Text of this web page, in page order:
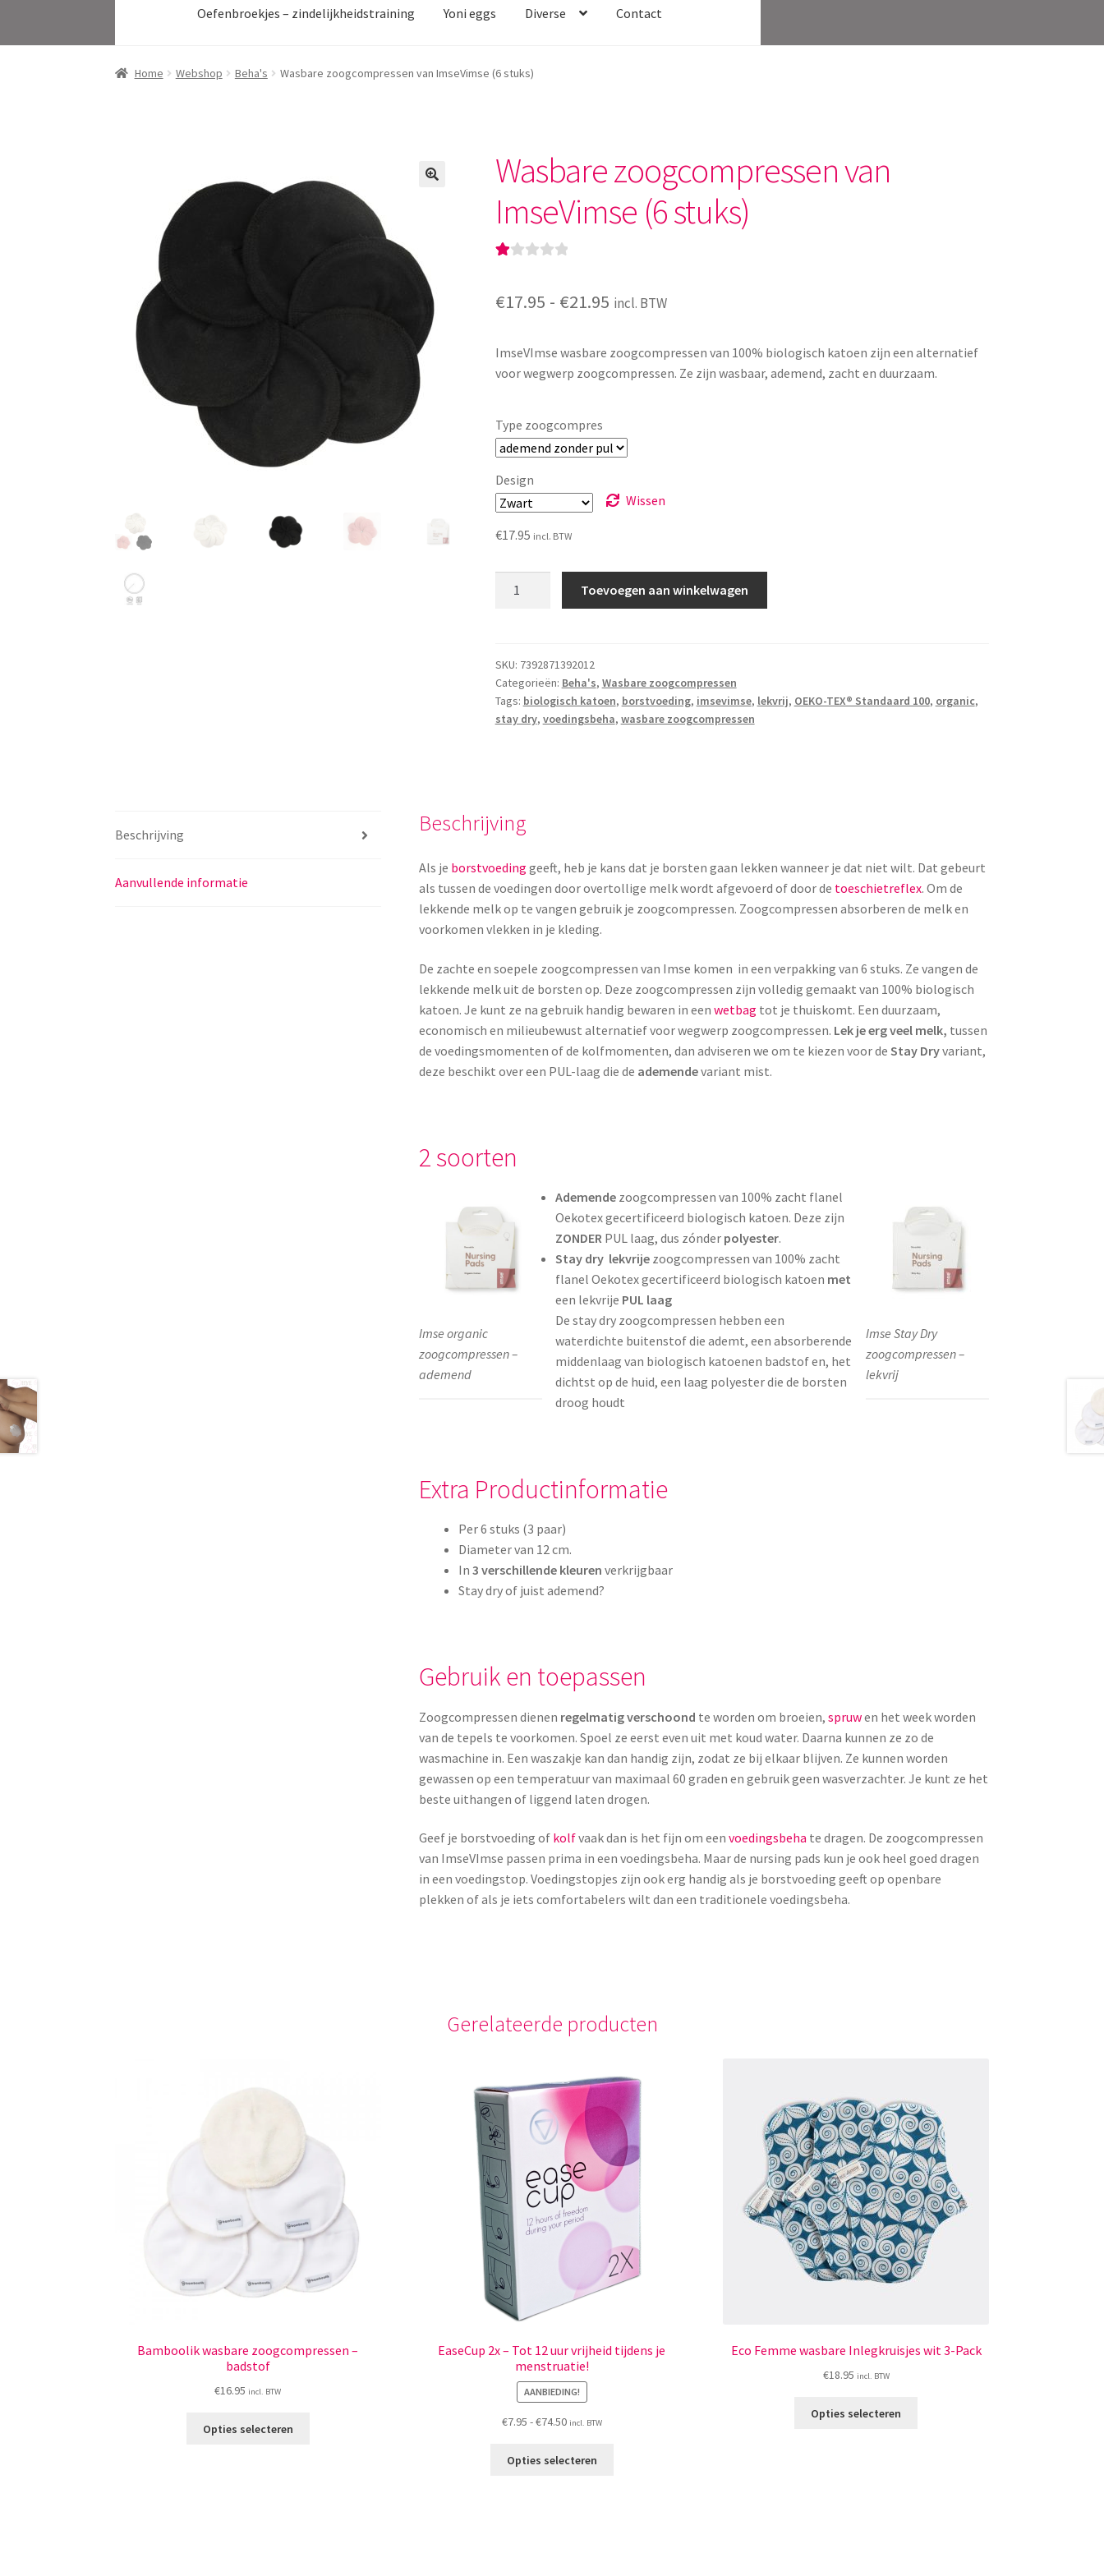
Oefenbroekjes – zindelijkheidstraining Yoni eggs Diverse Contact
Home Webshop Beha's Wasbare zoogcompressen van ImseVimse (6 stuks)
Wasbare zoogcompressen van
ImseVimse (6 stuks)
w
rd
ee
00
op
5
ge
ba
se
d
t
w
aa
rd
€17.95 - €21.95Prijsklasse:
tot
incl. BTW
ImseVImse wasbare zoogcompressen van 100% biologisch katoen zijn een alternatief
voor wegwerp zoogcompressen. Ze zijn wasbaar, ademend, zacht en duurzaam.
Type zoogcompres
Design
Wissen
€17.95 incl. BTW
(6
stuks)
aantal
Toevoegen aan winkelwagen
SKU: 7392871392012
Categorieën: Beha's, Wasbare zoogcompressen
Tags: biologisch katoen, borstvoeding, imsevimse, lekvrij, OEKO-TEX® Standaard 100, organic,
stay dry, voedingsbeha, wasbare zoogcompressen
Beschrijving
Aanvullende informatie
Beschrijving
Als je borstvoeding geeft, heb je kans dat je borsten gaan lekken wanneer je dat niet wilt. Dat gebeurt
als tussen de voedingen door overtollige melk wordt afgevoerd of door de toeschietreflex. Om de
lekkende melk op te vangen gebruik je zoogcompressen. Zoogcompressen absorberen de melk en
voorkomen vlekken in je kleding.
De zachte en soepele zoogcompressen van Imse komen in een verpakking van 6 stuks. Ze vangen de
lekkende melk uit de borsten op. Deze zoogcompressen zijn volledig gemaakt van 100% biologisch
katoen. Je kunt ze na gebruik handig bewaren in eenwetbag tot je thuiskomt. Een duurzaam,
economisch en milieubewust alternatief voor wegwerp zoogcompressen. Lek je erg veel melk, tussen
de voedingsmomenten of de kolfmomenten, dan adviseren we om te kiezen voor deStay Dryvariant,
deze beschikt over een PUL-laag die de ademendevariant mist.
2 soorten
Imse Stay Dry
zoogcompressen –
lekvrij
Imse organic
zoogcompressen –
ademend
Ademende zoogcompressen van 100% zacht flanel
Oekotex gecertificeerd biologisch katoen. Deze zijn
ZONDER PUL laag, dus zónder polyester.
Stay dry lekvrije zoogcompressen van 100% zacht
flanel Oekotex gecertificeerd biologisch katoen met
een lekvrije PUL laag
De stay dry zoogcompressen hebben een
waterdichte buitenstof die ademt, een absorberende
middenlaag van biologisch katoenen badstof en, het
dichtst op de huid, een laag polyester die de borsten
droog houdt
Extra Productinformatie
Per 6 stuks (3 paar)
Diameter van 12 cm.
In3 verschillende kleuren verkrijgbaar
Stay dry of juist ademend?
Gebruik en toepassen
Zoogcompressen dienen regelmatig verschoond te worden om broeien,spruwen het week worden
van de tepels te voorkomen. Spoel ze eerst even uit met koud water. Daarna kunnen ze zo de
wasmachine in. Een waszakje kan dan handig zijn, zodat ze bij elkaar blijven. Ze kunnen worden
gewassen op een temperatuur van maximaal 60 graden en gebruik geen wasverzachter. Je kunt ze het
beste uithangen of liggend laten drogen.
Geef je borstvoeding of kolfvaak dan is het fijn om eenvoedingsbeha te dragen. De zoogcompressen
van ImseVImse passen prima in een voedingsbeha. Maar de nursing pads kun je ook heel goed dragen
in een voedingstop. Voedingstopjes zijn ook erg handig als je borstvoeding geeft op openbare
plekken of als je iets comfortabelers wilt dan een traditionele voedingsbeha.
Gerelateerde producten
Bamboolik wasbare zoogcompressen –
badstof
€16.95 incl. BTW
Opties selecteren
EaseCup 2x – Tot 12 uur vrijheid tijdens je
menstruatie!
AANBIEDING!
€7.95 -€74.50Prijsklasse:
tot
incl. BTW
Opties selecteren
Eco Femme wasbare Inlegkruisjes wit 3-Pack
€18.95 incl. BTW
Opties selecteren